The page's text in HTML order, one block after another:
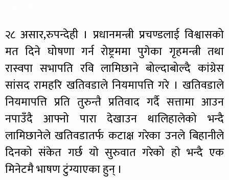
२८ असार,रुपन्देही । प्रधानमन्त्री प्रचण्डलाई विश्वासको
मत दिने घोषणा गर्न रोष्ट्रममा पुगेका गृहमन्त्री तथा
रास्वपा सभापति रवि लामिछाने बोल्दाबोल्दै कांग्रेस
सांसद रामहरि खतिवडाले नियमापत्ति गरे । खतिवडाले
नियमापत्ति प्रति तुरुन्तै प्रतिवाद गर्दै सत्तामा आउन
नपाउँदै आफ्नो पारा देखाउन थालिहालेको भन्दै
लामिछानेले खतिवडातर्फ कटाक्ष गरेका उनले बिहानीले
दिनको संकेत गर्छ याे सुरुवात गरेको हाे भन्दै एक
मिनेटमै भाषण टुंग्याएका हुन् ।